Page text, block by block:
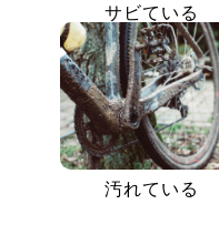
サビている
汚れている